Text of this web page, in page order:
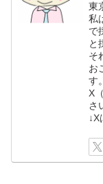
東
私
で
と
そ
お
す。
X
さ
↓X